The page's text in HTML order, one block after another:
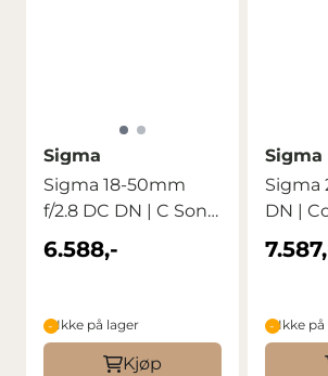
Sigma
Sigma 18-50mm
f/2.8 DC DN | C Sony
E
6.588,-
Ikke på lager
Kjøp
Sigma
Sigma
DN |
Sony FE
Ikke på